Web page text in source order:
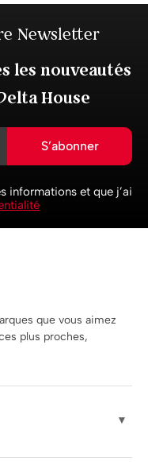
Newsletter
les nouveautés
House
S’abonner
informations et que j’ai
que vous aimez
plus proches,
▼